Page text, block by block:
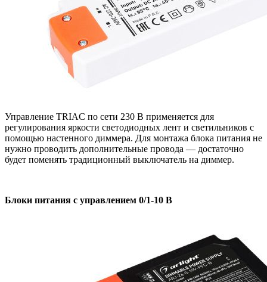
Управление TRIAC по сети 230 В применяется для
регулирования яркости светодиодных лент и светильников с
помощью настенного диммера. Для монтажа блока питания не
нужно проводить дополнительные провода — достаточно
будет поменять традиционный выключатель на диммер.
Блоки питания с управлением 0/1-10 В